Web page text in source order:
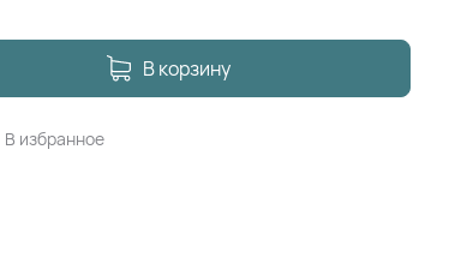
В корзину
В избранное